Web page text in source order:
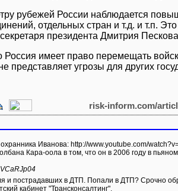
рубежей России наблюдается
отдельных стран и т.д. и т.п.
президента Дмитрия
Россия имеет право перемещать
представляет угрозы для других
risk-inform.com/
watch?v=YfgVCaRJp04 Иванов обвиняет
Кара-оола в том, что он в 2006 году в
и пострадавших в ДТП. Попали в ДТП? Срочно
кабинет "Трансконсалтинг".